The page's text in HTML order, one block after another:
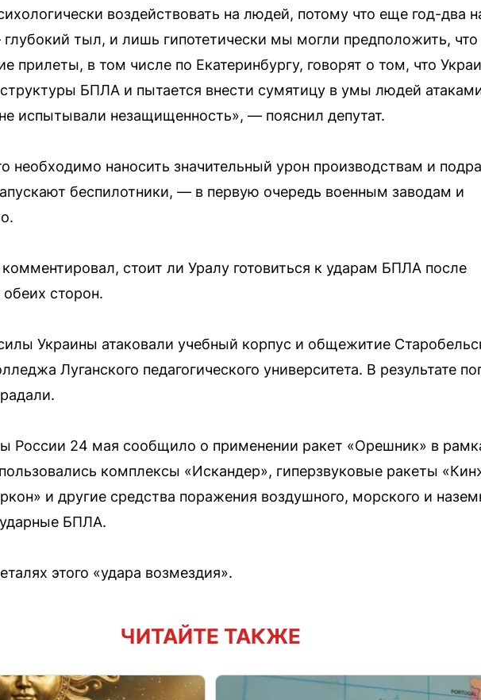
воздействовать на людей, потому что еще год-два
тыл, и лишь гипотетически мы могли предположить,
прилеты, в том числе по Екатеринбургу, говорят о том, что
БПЛА и пытается внести сумятицу в умы людей
испытывали незащищенность», — пояснил депутат.
необходимо наносить значительный урон производствам и
беспилотники, — в первую очередь военным заводам и
стоит ли Уралу готовиться к ударам БПЛА после
сторон.
Украины атаковали учебный корпус и общежитие
Луганского педагогического университета. В результате
России 24 мая сообщило о применении ракет «Орешник» в
комплексы «Искандер», гиперзвуковые ракеты
и другие средства поражения воздушного, морского и
БПЛА.
этого «удара возмездия».
ЧИТАЙТЕ ТАКЖЕ